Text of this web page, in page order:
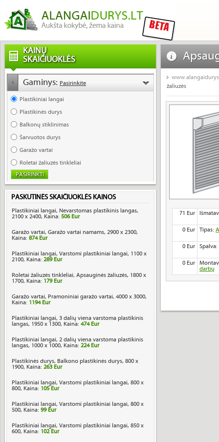
KAINŲ
SKAIČIUOKLĖS
1 Gaminys: Pasirinkite
Plastikiniai langai
Plastikinės durys
Balkonų stiklinimas
Šarvuotos durys
Garažo vartai
Roletai žaliuzės tinkleliai
PASKUTINĖS SKAIČIUOKLĖS KAINOS
Plastikiniai langai, Nevarstomas plastikinis langas,
2100 x 2400, Kaina: 506 Eur
Garažo vartai, Garažo vartai namams, 2900 x 2300,
Kaina: 874 Eur
Plastikiniai langai, Varstomi plastikiniai langai, 1100 x
2100, Kaina: 289 Eur
Roletai žaliuzės tinkleliai, Apsauginės žaliuzės, 1800 x
1700, Kaina: 179 Eur
Garažo vartai, Pramoniniai garažo vartai, 4000 x 3000,
Kaina: 1194 Eur
Plastikiniai langai, 3 dalių viena varstoma plastikinis
langas, 1950 x 1300, Kaina: 474 Eur
Plastikiniai langai, 2 dalių viena varstoma plastikinis
langas, 1000 x 1000, Kaina: 224 Eur
Plastikinės durys, Balkono plastikinės durys, 800 x
1900, Kaina: 263 Eur
Plastikiniai langai, Varstomi plastikiniai langai, 800 x
800, Kaina: 105 Eur
Plastikiniai langai, Varstomi plastikiniai langai, 800 x
500, Kaina: 99 Eur
Plastikiniai langai, Varstomi plastikiniai langai, 850 x
600, Kaina: 102 Eur
žaliuzės
71 Eur
0 Eur Tipas:
0 Eur Spalva:
0 Eur
darbų